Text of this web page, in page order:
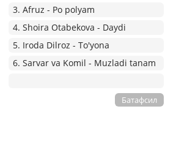
3. Afruz - Po polyam
4. Shoira Otabekova - Daydi
5. Iroda Dilroz - To'yona
6. Sarvar va Komil - Muzladi tanam
Батафсил